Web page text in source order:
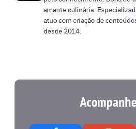
amante culinária.
atuo com criação de
desde 2014.
Acompanhe